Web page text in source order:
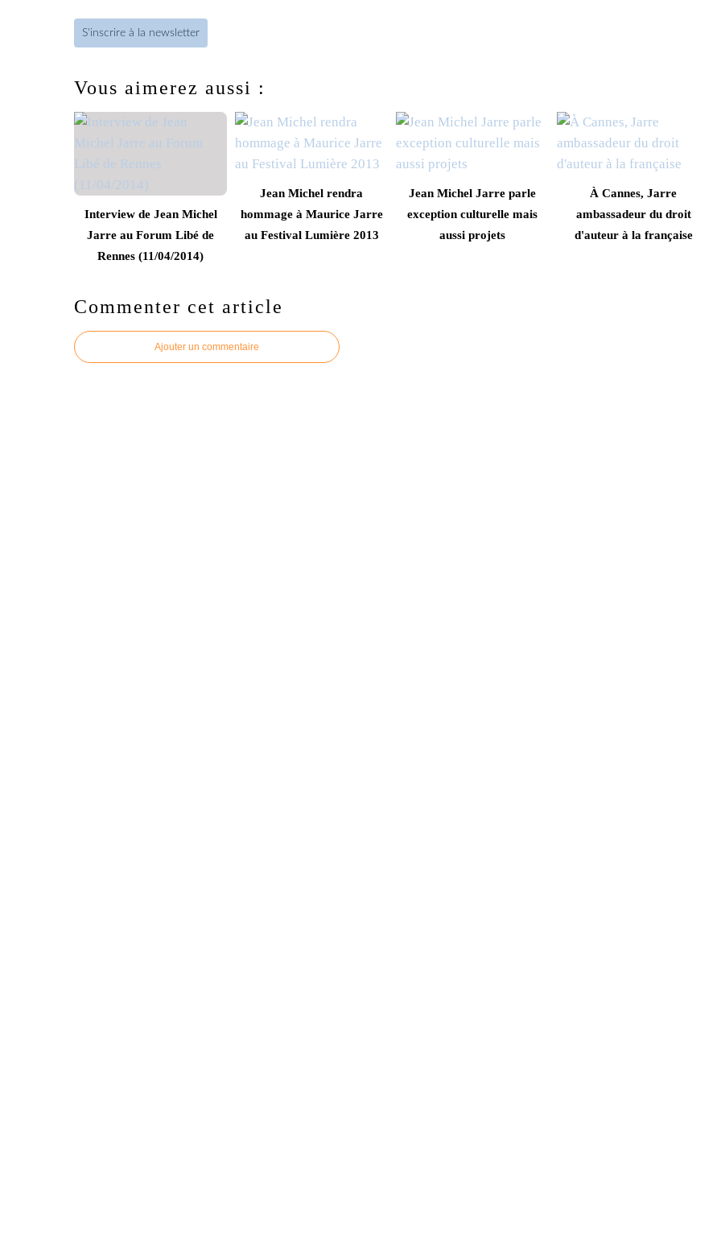
S'inscrire à la newsletter
Vous aimerez aussi :
Interview de Jean Michel
Jarre au Forum Libé de
Rennes (11/04/2014)
Jean Michel rendra
hommage à Maurice Jarre
au Festival Lumière 2013
Jean Michel Jarre parle
exception culturelle mais
aussi projets
À Cannes, Jarre
ambassadeur du droit
d'auteur à la française
Commenter cet article
Ajouter un commentaire